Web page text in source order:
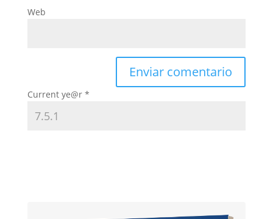
Web
Current ye@r *